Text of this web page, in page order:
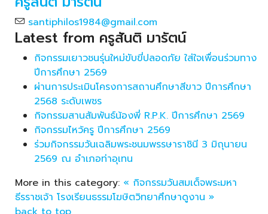
santiphilos1984@gmail.com
Latest from ครูสันติ มารัตน์
กิจกรรมเยาวชนรุ่นใหม่ขับขี่ปลอดภัย ใส่ใจเพื่อนร่วมทาง
ปีการศึกษา 2569
ผ่านการประเมินโครงการสถานศึกษาสีขาว ปีการศึกษา
2568 ระดับเพชร
กิจกรรมสานสัมพันธ์น้องพี่ R.P.K. ปีการศึกษา 2569
กิจกรรมไหว้ครู ปีการศึกษา 2569
ร่วมกิจกรรมวันเฉลิมพระชนมพรรษาราชินี 3 มิถุนายน
2569 ณ อำเภอท่าอุเทน
More in this category: « กิจกรรมวันสมเด็จพระมหา
ธีรราชเจ้า โรงเรียนธรรมโฆษิตวิทยาศึกษาดูงาน »